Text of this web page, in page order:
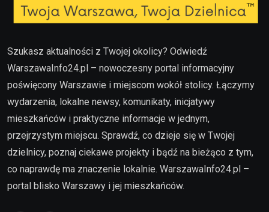
Szukasz aktualności z Twojej okolicy? Odwiedź
WarszawaInfo24.pl – nowoczesny portal informacyjny
poświęcony Warszawie i miejscom wokół stolicy. Łączymy
wydarzenia, lokalne newsy, komunikaty, inicjatywy
mieszkańców i praktyczne informacje w jednym,
przejrzystym miejscu. Sprawdź, co dzieje się w Twojej
dzielnicy, poznaj ciekawe projekty i bądź na bieżąco z tym,
co naprawdę ma znaczenie lokalnie. WarszawaInfo24.pl –
portal blisko Warszawy i jej mieszkańców.